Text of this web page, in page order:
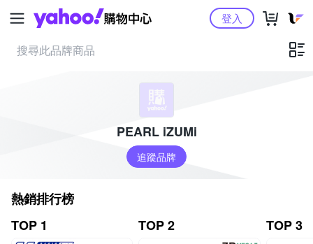
Yahoo購物中心登入
PEARL iZUMi
追蹤品牌
熱銷排行榜
TOP 1
TOP 2 TOP 3